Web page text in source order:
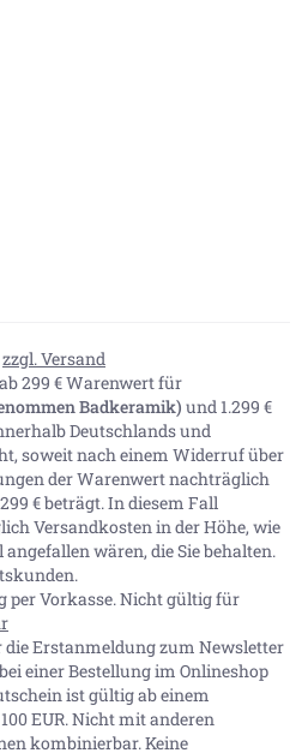
zzgl. Versand
299 € Warenwert für
Badkeramik) und 1.299 €
Deutschlands und
soweit nach einem Widerruf über
der Warenwert nachträglich
€ beträgt. In diesem Fall
Versandkosten in der Höhe, wie
wären, die Sie behalten.
per Vorkasse. Nicht gültig für
die Erstanmeldung zum Newsletter
einer Bestellung im Onlineshop
ist gültig ab einem
EUR. Nicht mit anderen
kombinierbar. Keine